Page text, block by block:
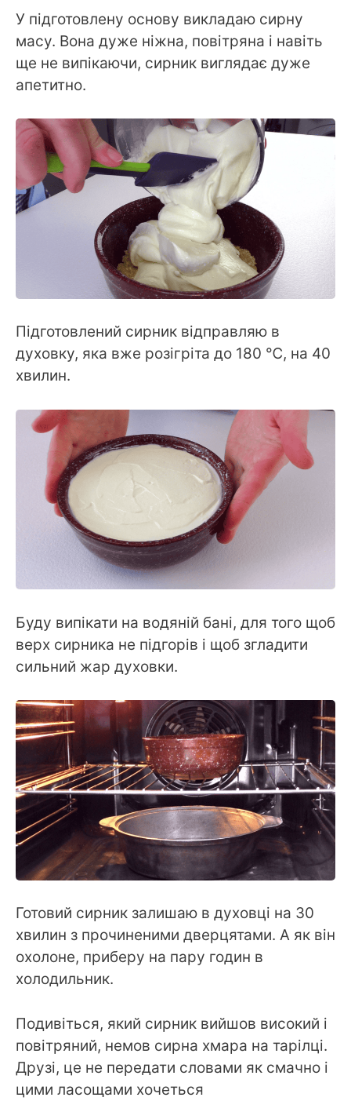
У підготовлену основу викладаю сирну
масу. Вона дуже ніжна, повітряна і навіть
ще не випікаючи, сирник виглядає дуже
апетитно.
Підготовлений сирник відправляю в
духовку, яка вже розігріта до 180 ℃, на 40
хвилин.
Буду випікати на водяній бані, для того щоб
верх сирника не підгорів і щоб згладити
сильний жар духовки.
Готовий сирник залишаю в духовці на 30
хвилин з прочиненими дверцятами. А як він
охолоне, приберу на пару годин в
холодильник.
Подивіться, який сирник вийшов високий і
повітряний, немов сирна хмара на тарілці.
Друзі, це не передати словами як смачно і
цими ласощами хочеться